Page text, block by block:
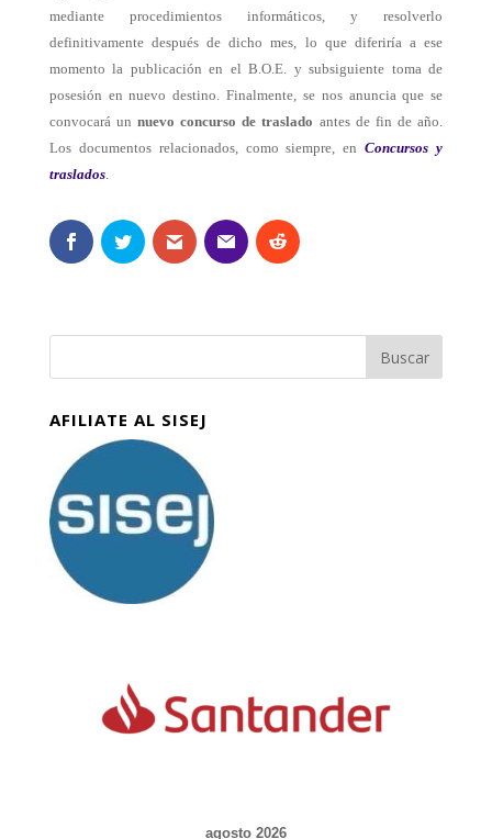
mediante procedimientos informáticos, y resolverlo
definitivamente después de dicho mes, lo que diferiría a ese
momento la publicación en el B.O.E. y subsiguiente toma de
posesión en nuevo destino.Finalmente, se nos anuncia que se
convocará unnuevo concurso de traslado antes de fin de año.
Los documentos relacionados, como siempre, enConcursos y
traslados.
AFILIATE AL SISEJ
agosto 2026